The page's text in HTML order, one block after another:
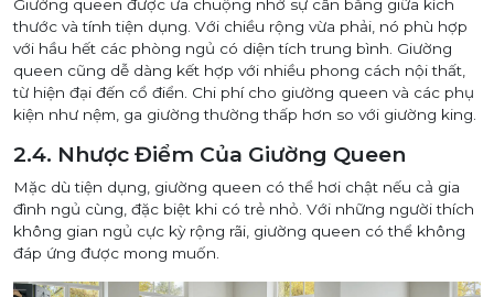
Giường queen được ưa chuộng nhờ sự cân bằng giữa kích
thước và tính tiện dụng. Với chiều rộng vừa phải, nó phù hợp
với hầu hết các phòng ngủ có diện tích trung bình. Giường
queen cũng dễ dàng kết hợp với nhiều phong cách nội thất,
từ hiện đại đến cổ điển. Chi phí cho giường queen và các phụ
kiện như nệm, ga giường thường thấp hơn so với giường king.
2.4. Nhược Điểm Của Giường Queen
Mặc dù tiện dụng, giường queen có thể hơi chật nếu cả gia
đình ngủ cùng, đặc biệt khi có trẻ nhỏ. Với những người thích
không gian ngủ cực kỳ rộng rãi, giường queen có thể không
đáp ứng được mong muốn.